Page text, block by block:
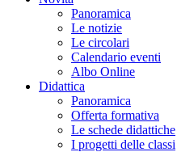
Panoramica
Le notizie
Le circolari
Calendario eventi
Albo Online
Didattica
Panoramica
Offerta formativa
Le schede didattiche
I progetti delle classi